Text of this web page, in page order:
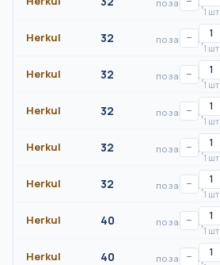
по запросу
1 шт
Herkul 32 по запросу
−
1 шт
Herkul 32 по запросу
−
1 шт
Herkul 32 по запросу
−
1 шт
Herkul 32 по запросу
−
1 шт
Herkul 32 по запросу
−
1 шт
Herkul 40 по запросу
−
1 шт
Herkul 40 по запросу
−